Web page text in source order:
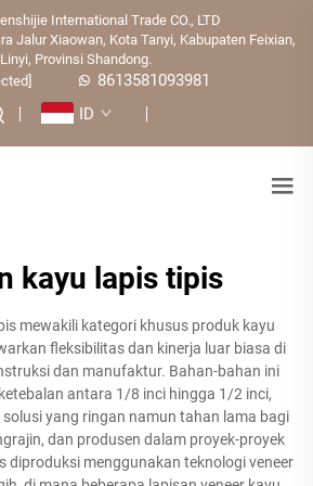
International Trade CO., LTD
Jalur Xiaowan, Kota Tanyi, Kabupaten Feixian,
Provinsi Shandong.
8613581093981
ID
kayu lapis tipis
mewakili kategori khusus produk kayu
fleksibilitas dan kinerja luar biasa di
dan manufaktur. Bahan-bahan ini
antara 1/8 inci hingga 1/2 inci,
yang ringan namun tahan lama bagi
dan produsen dalam proyek-proyek
diproduksi menggunakan teknologi veneer